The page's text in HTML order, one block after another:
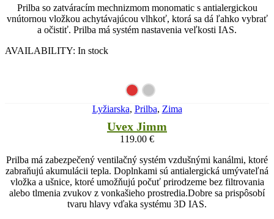
Prilba so zatváracím mechnizmom monomatic s antialergickou
vnútornou vložkou achytávajúcou vlhkoť, ktorá sa dá ľahko vybrať
a očistiť. Prilba má systém nastavenia veľkosti IAS.
AVAILABILITY: In stock
Lyžiarska, Prilba, Zima
Uvex Jimm
119.00 €
Prilba má zabezpečený ventilačný systém vzdušnými kanálmi, ktoré
zabraňujú akumulácii tepla. Doplnkami sú antialergická umývateľná
vložka a ušnice, ktoré umožňujú počuť prirodzeme bez filtrovania
alebo tlmenia zvukov z vonkašieho prostredia.Dobre sa prispôsobí
tvaru hlavy vďaka systému 3D IAS.